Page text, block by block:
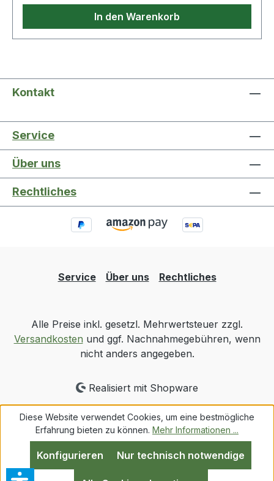
In den Warenkorb
Kontakt
Service
Über uns
Rechtliches
Service Über uns Rechtliches
Alle Preise inkl. gesetzl. Mehrwertsteuer zzgl.
Versandkosten und ggf. Nachnahmegebühren, wenn
nicht anders angegeben.
Realisiert mit Shopware
Diese Website verwendet Cookies, um eine bestmögliche
Erfahrung bieten zu können. Mehr Informationen ...
Nur technisch notwendige
Konfigurieren